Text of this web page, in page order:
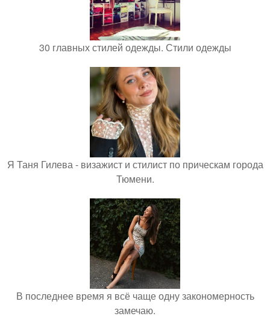
30 главных стилей одежды. Стили одежды
Я Таня Гилева - визажист и стилист по прическам города
Тюмени.
В последнее время я всё чаще одну закономерность
замечаю.